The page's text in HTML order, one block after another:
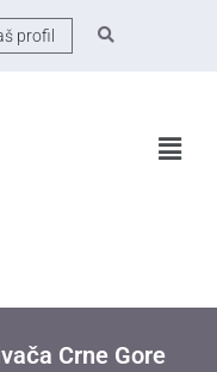
profil
Crne Gore